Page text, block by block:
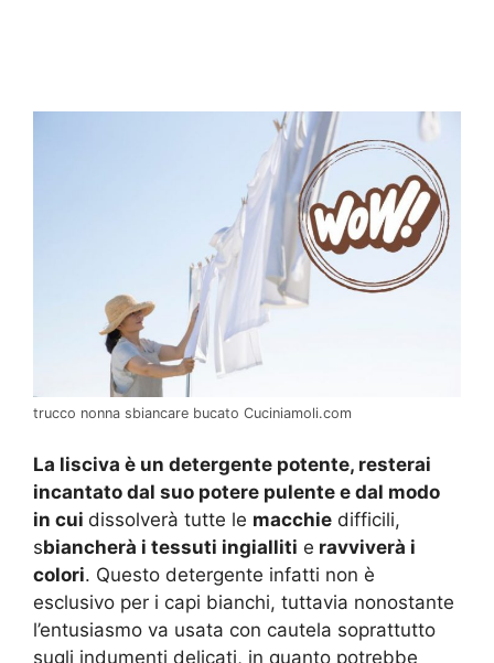
trucco nonna sbiancare bucato Cuciniamoli.com
La lisciva è un detergente potente, resterai
incantato dal suo potere pulente e dal modo
in cui dissolverà tutte le macchie difficili,
sbiancherà i tessuti ingialliti e ravviverà i
colori. Questo detergente infatti non è
esclusivo per i capi bianchi, tuttavia nonostante
l’entusiasmo va usata con cautela soprattutto
sugli indumenti delicati, in quanto potrebbe